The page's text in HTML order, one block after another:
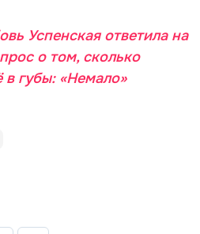
Успенская ответила на
о том, сколько
губы: «Немало»